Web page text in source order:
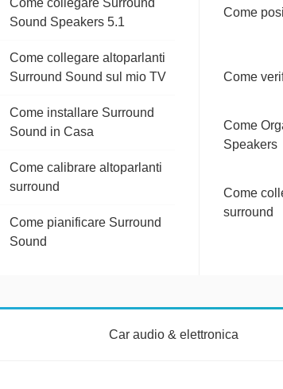
Come collegare Surround
Sound Speakers 5.1
Come collegare altoparlanti
Surround Sound sul mio TV
Come installare Surround
Sound in Casa
Come calibrare altoparlanti
surround
Come pianificare Surround
Sound
Come
Come
Come
Speakers
Come
surround
Car audio & elettronica